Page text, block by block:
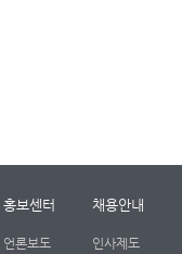
홍보센터
언론보도
채용안내
인사제도